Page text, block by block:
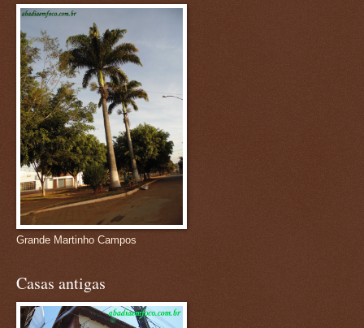
Grande Martinho Campos
Casas antigas